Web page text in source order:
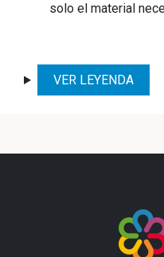
solo el material
VER LEYENDA